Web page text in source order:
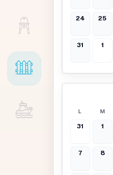
24 25
31 1
L M
31 1
7 8